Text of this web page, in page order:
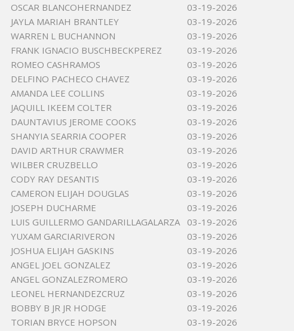
OSCAR BLANCOHERNANDEZ
03-19-2026
JAYLA MARIAH BRANTLEY
03-19-2026
WARREN L BUCHANNON
03-19-2026
FRANK IGNACIO BUSCHBECKPEREZ
03-19-2026
ROMEO CASHRAMOS
03-19-2026
DELFINO PACHECO CHAVEZ
03-19-2026
AMANDA LEE COLLINS
03-19-2026
JAQUILL IKEEM COLTER
03-19-2026
DAUNTAVIUS JEROME COOKS
03-19-2026
SHANYIA SEARRIA COOPER
03-19-2026
DAVID ARTHUR CRAWMER
03-19-2026
WILBER CRUZBELLO
03-19-2026
CODY RAY DESANTIS
03-19-2026
CAMERON ELIJAH DOUGLAS
03-19-2026
JOSEPH DUCHARME
03-19-2026
LUIS GUILLERMO GANDARILLAGALARZA
03-19-2026
YUXAM GARCIARIVERON
03-19-2026
JOSHUA ELIJAH GASKINS
03-19-2026
ANGEL JOEL GONZALEZ
03-19-2026
ANGEL GONZALEZROMERO
03-19-2026
LEONEL HERNANDEZCRUZ
03-19-2026
BOBBY B JR JR HODGE
03-19-2026
TORIAN BRYCE HOPSON
03-19-2026